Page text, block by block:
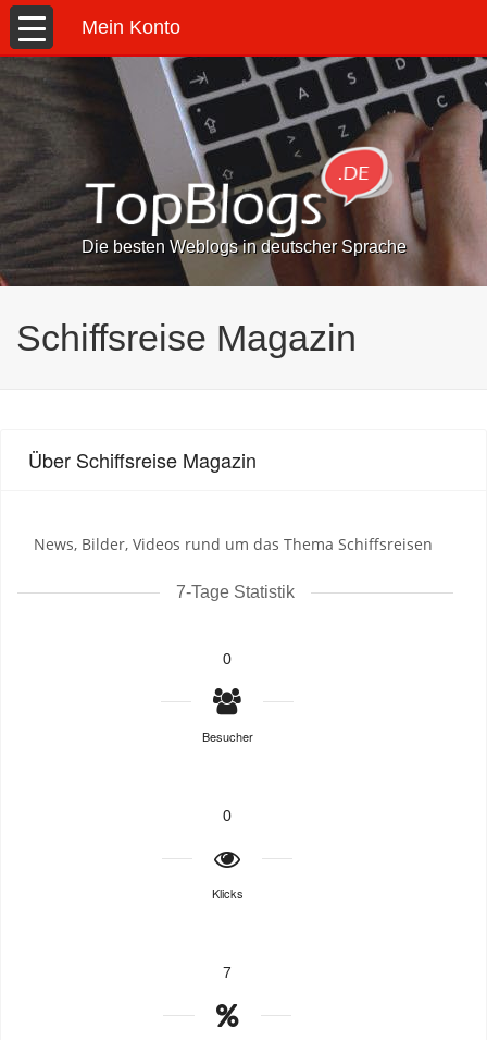
Mein Konto
Die besten Weblogs in deutscher Sprache
Schiffsreise Magazin
Über Schiffsreise Magazin
News, Bilder, Videos rund um das Thema Schiffsreisen
7-Tage Statistik
0
Besucher
0
Klicks
7